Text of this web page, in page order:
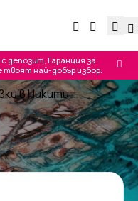
депозит, Гаранция за
твоят най-добър избор.
в Никити